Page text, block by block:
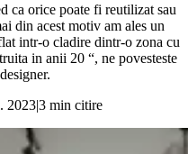
ca orice poate fi reutilizat sau
din acest motiv am ales un
intr-o cladire dintr-o zona cu
in anii 20 “, ne povesteste
2023|3 min citire